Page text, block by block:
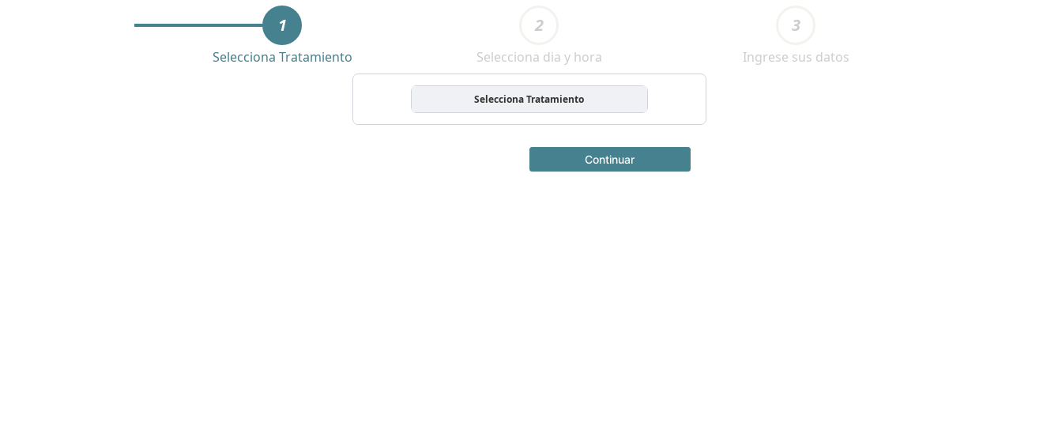
1
Selecciona Tratamiento
2
Selecciona dia y hora
3
Ingrese sus datos
Selecciona Tratamiento
Continuar